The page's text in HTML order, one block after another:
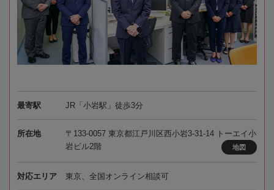
最寄駅 JR「小岩駅」徒歩3分
所在地
〒133-0057 東京都江戸川区西小岩3-31-14 トーエイ小
岩ビル2階
地図
対応エリア 東京、全国オンライン相談可